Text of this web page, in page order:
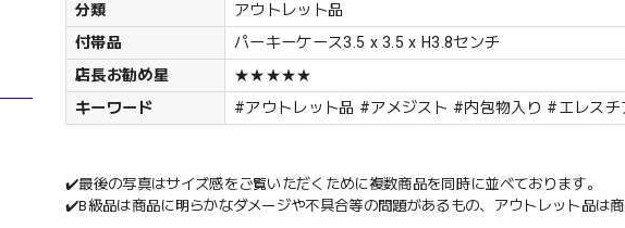
分類
アウトレット品
付帯品
パーキーケース3.5 x 3.5 x H3.8センチ
店長お勧め星
★★★★★
キーワード
#アウトレット品 #アメジスト #内包物入り #エレスチ
✔️最後の写真はサイズ感をご覧いただくために複数商品を同時に並べております。
✔️B級品は商品に明らかなダメージや不具合等の問題があるもの、アウトレット品は